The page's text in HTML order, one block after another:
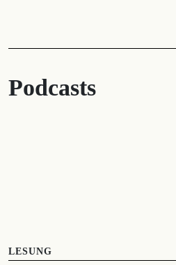
Podcasts
LESUNG